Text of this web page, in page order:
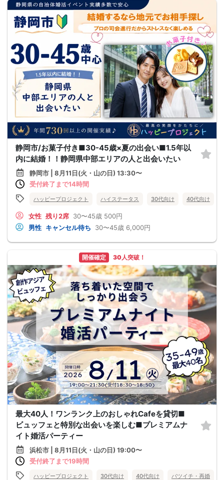
静岡市/お菓子付き■30-45歳×夏の出会い■1.5年以
内に結婚！！静岡県中部エリアの人と出会いたい
静岡市 | 8月11日(火・山の日) 13:30〜
受付終了まで14時間
ハッピープロジェクト ハイステータス 30代向け 40代向け
女性 残り2席 30〜45歳 500円
男性 キャンセル待ち 30〜45歳 6,000円
開催確定 30人突破！
最大40人！ワンランク上のおしゃれCafeを貸切■
ビュッフェと特別な出会いを楽しむ■プレミアムナ
イト婚活パーティー
浜松市 | 8月11日(火・山の日) 19:00〜
受付終了まで19時間
ハッピープロジェクト 30代向け 40代向け バツイチ・再婚